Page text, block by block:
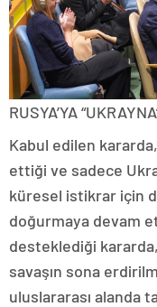
RUSYA’YA
Kabul edilen
ettiği ve sadece
küresel istikrar için
doğurmaya devam
desteklediği
savaşın sona
uluslararası alanda